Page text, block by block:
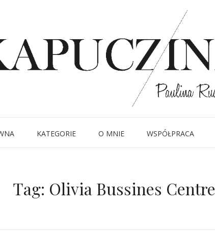
KATEGORIE O MNIE WSPÓŁPRACA
Tag: Olivia Bussines Centre